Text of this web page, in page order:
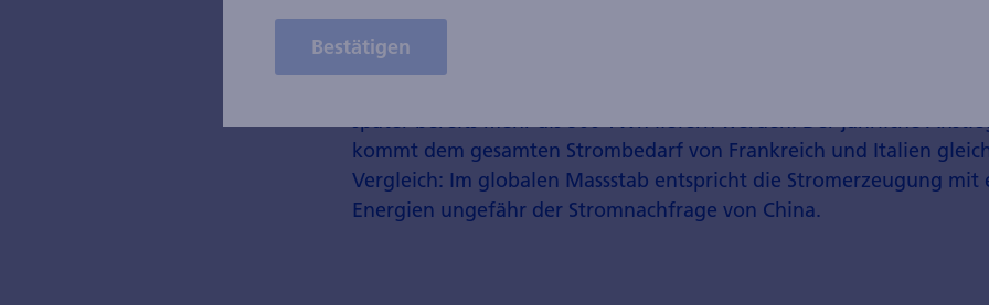
im Jahr 2025 steigen. Die IEA erwartet, dass die Wind- und PV-
später bereits mehr als 900 TWh liefern werden. Der jährliche
kommt dem gesamten Strom­bedarf von Frankreich und Italien
Vergleich: Im globalen Massstab entspricht die Strom­erzeugung mit
Energien ungefähr der Strom­nachfrage von China.
Bestätigen